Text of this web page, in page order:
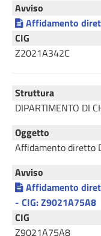
Avviso
Affidamento
CIG
Z2021A342C
Struttura
DIPARTIMENTO DI
Oggetto
Affidamento diretto
Avviso
Affidamento
- CIG: Z9021A75A8
CIG
Z9021A75A8